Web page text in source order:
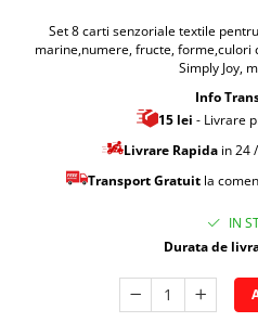
Set 8 carti senzoriale textile
marine,numere, fructe, forme,culori
Simply Joy,
Info
15 lei - Livrare
Livrare Rapida in 24
Transport Gratuit la
IN
Durata de